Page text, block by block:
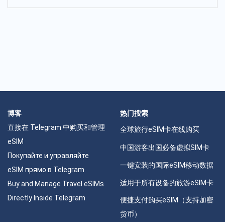
博客
直接在 Telegram 中购买和管理
eSIM
Покупайте и управляйте
eSIM прямо в Telegram
Buy and Manage Travel eSIMs
Directly Inside Telegram
热门搜索
全球旅行eSIM卡在线购买
中国游客出国必备虚拟SIM卡
一键安装的国际eSIM移动数据
适用于所有设备的旅游eSIM卡
便捷支付购买eSIM（支持加密
货币）